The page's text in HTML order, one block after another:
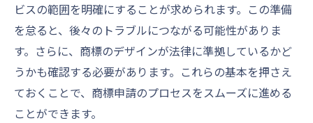
商標出願書類準備の基本と重要性
商標出願書類で注意すべきポイント
商標出願に必要な書類一覧とその内容
商標出願書類の作成手順とコツ
出願書類管理で商標登録をスムーズに進め
ビスの範囲を明確にすることが求められます。この準備
を怠ると、後々のトラブルにつながる可能性がありま
す。さらに、商標のデザインが法律に準拠しているかど
うかも確認する必要があります。これらの基本を押さえ
ておくことで、商標申請のプロセスをスムーズに進める
ことができます。